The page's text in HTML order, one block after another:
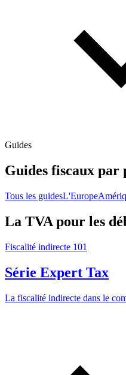
Guides
Guides fiscaux par
Tous les guidesL'Europe
La TVA pour les
Fiscalité indirecte 101
Série Expert Tax
La fiscalité indirecte dans le